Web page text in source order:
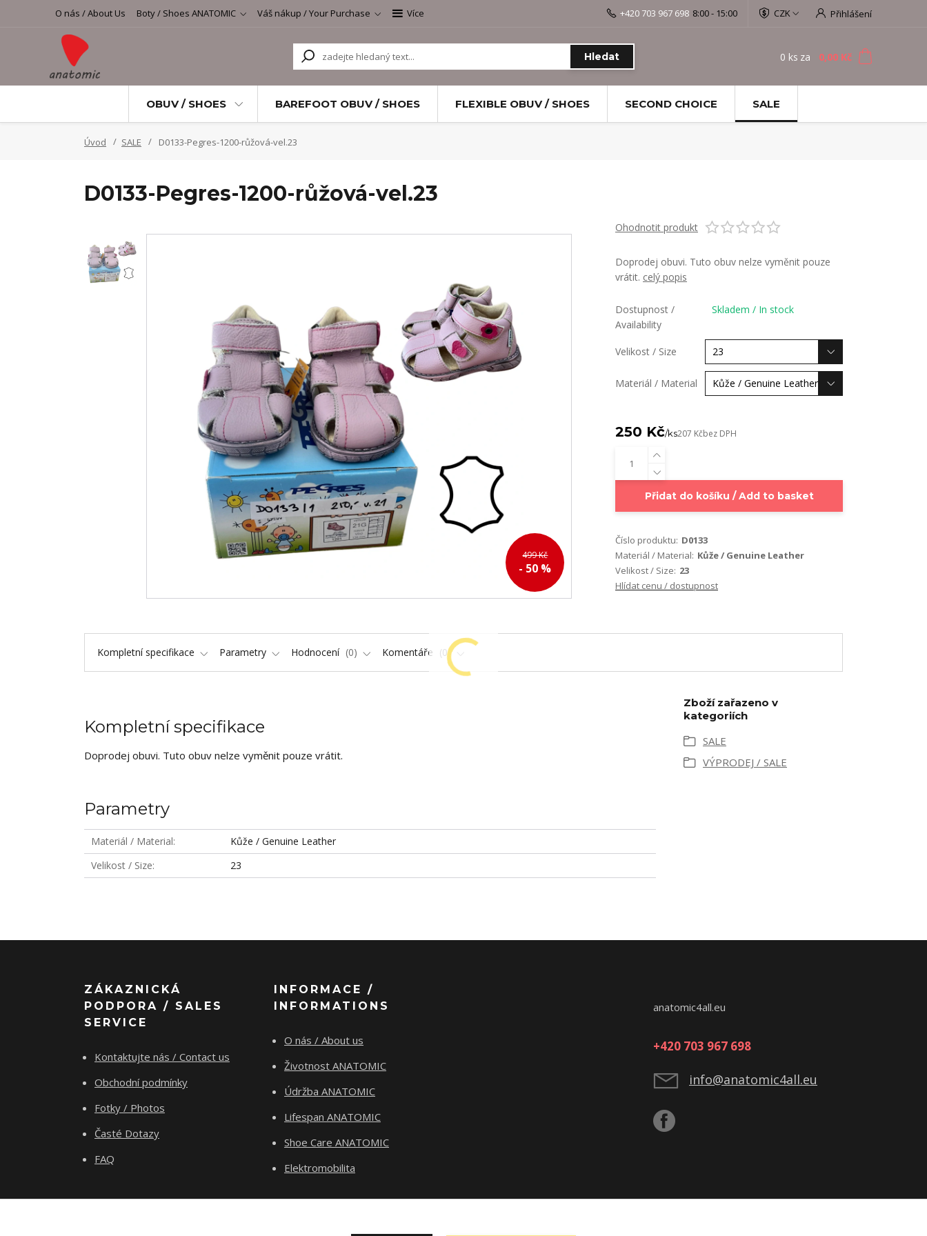
O nás / About Us Boty / Shoes ANATOMIC Váš nákup / Your Purchase Více CZK Přihlášení
Hledat
+420 703 967 698 8:00 - 15:00
0 ks za 0,00 Kč
OBUV / SHOES BAREFOOT OBUV / SHOES FLEXIBLE OBUV / SHOES SECOND CHOICE SALE
Úvod SALE D0133-Pegres-1200-růžová-vel.23
D0133-Pegres-1200-růžová-vel.23
499 Kč
- 50 %
Ohodnotit produkt
Doprodej obuvi. Tuto obuv nelze vyměnit pouze
vrátit. celý popis
Dostupnost /
Availability
Skladem / In stock
Velikost / Size
Materiál / Material
250 Kč/ks207 Kčbez DPH
Přidat do košíku / Add to basket
Číslo produktu: D0133
Materiál / Material: Kůže / Genuine Leather
Velikost / Size: 23
Hlídat cenu / dostupnost
Kompletní specifikace Parametry Hodnocení 0 Komentáře 0
Kompletní specifikace
Doprodej obuvi. Tuto obuv nelze vyměnit pouze vrátit.
Parametry
Materiál / Material
Kůže / Genuine Leather
Velikost / Size
23
Zboží zařazeno v
kategoriích
SALE
VÝPRODEJ / SALE
ZÁKAZNICKÁ
PODPORA / SALES
SERVICE
Kontaktujte nás / Contact us
Obchodní podmínky
Fotky / Photos
Časté Dotazy
FAQ
INFORMACE /
INFORMATIONS
O nás / About us
Životnost ANATOMIC
Údržba ANATOMIC
Lifespan ANATOMIC
Shoe Care ANATOMIC
Elektromobilita
anatomic4all.eu
+420 703 967 698
info@anatomic4all.eu